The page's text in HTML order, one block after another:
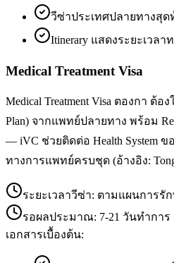
วีซ่าประเทศปลายทางสุด
Itinerary แสดงระยะเวล
Medical Treatment Visa
Medical Treatment Visa ตองกา ต้อ
Plan) จากแพทย์ปลายทาง พร้อม
— iVC ช่วยติดต่อ Health System ข
ทางการแพทย์ครบชุด (อ้างอิง:
ระยะเวลาวีซ่า: ตามแผนการรัก
รอผลประมาณ: 7-21 วันทำการ
เอกสารเบื้องต้น: